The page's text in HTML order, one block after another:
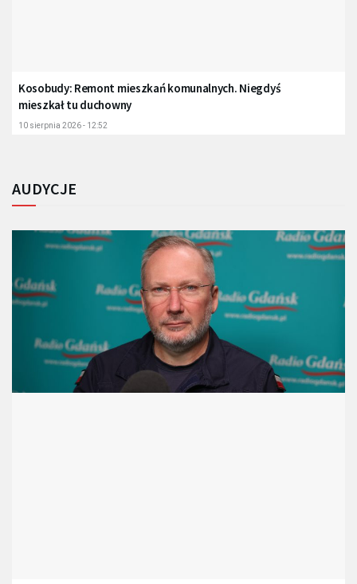
Kosobudy: Remont mieszkań komunalnych. Niegdyś
mieszkał tu duchowny
10 sierpnia 2026 - 12:52
AUDYCJE